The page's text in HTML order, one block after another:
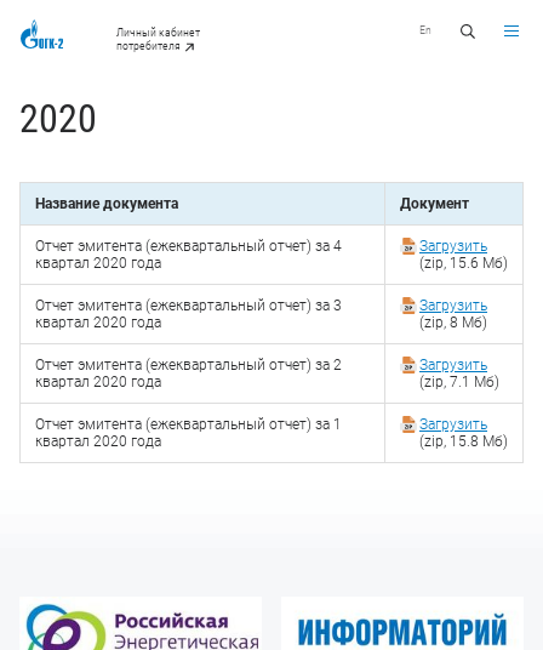
Личный кабинет
потребителя
En
2020
Название документа Документ
Отчет эмитента (ежеквартальный отчет) за 4
квартал 2020 года
Загрузить
(zip, 15.6 Мб)
Отчет эмитента (ежеквартальный отчет) за 3
квартал 2020 года
Загрузить
(zip, 8 Мб)
Отчет эмитента (ежеквартальный отчет) за 2
квартал 2020 года
Загрузить
(zip, 7.1 Мб)
Отчет эмитента (ежеквартальный отчет) за 1
квартал 2020 года
Загрузить
(zip, 15.8 Мб)